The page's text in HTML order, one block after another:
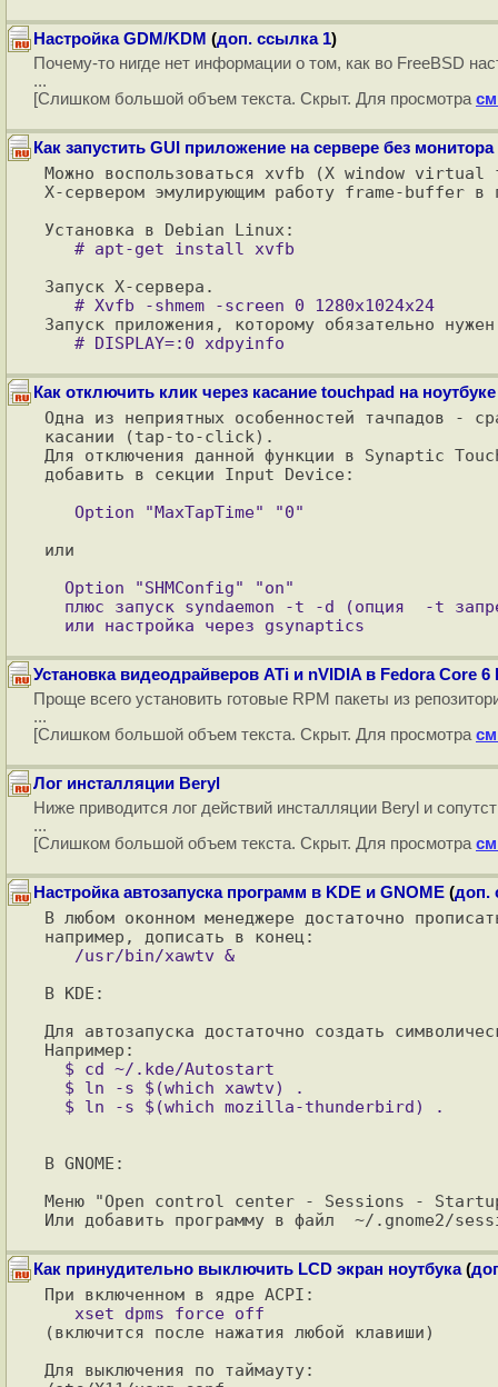
Настройка GDM/KDM (доп. ссылка 1)
Почему-то нигде нет информации о том, как во FreeBSD
...
[Слишком большой объем текста. Скрыт. Для просмотра
Как запустить GUI приложение на сервере без монитора
Можно воспользоваться xvfb (X window
X-сервером эмулирующим работу frame-buffer в
Как отключить клик через касание touchpad на ноутбуке
Одна из неприятных особенностей тачпадов -
касании (tap-to-click).
Для отключения данной функции в Synaptic
добавить в секции Input Device:
или
Установка видеодрайверов ATi и nVIDIA в Fedora Core 6
Проще всего установить готовые RPM пакеты из
...
[Слишком большой объем текста. Скрыт. Для просмотра
Лог инсталляции Beryl
Ниже приводится лог действий инсталляции Beryl и
...
[Слишком большой объем текста. Скрыт. Для просмотра
Настройка автозапуска программ в KDE и GNOME (доп.
В любом оконном менеджере достаточно
В KDE:
Для автозапуска достаточно создать
В GNOME:
Меню "Open control center - Sessions -
Как принудительно выключить LCD экран ноутбука(
(включится после нажатия любой клавиши)
Для выключения по таймауту: